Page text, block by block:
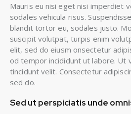
Mauris eu nisi eget nisi imperdiet
sodales vehicula risus.
blandit tortor eu, sodales justo.
suscipit volutpat, turpis enim
elit, sed do eiusm onsectetur
od tempor incididunt ut labore. Ut
tincidunt velit. Consectetur
sed do.
Sed ut perspiciatis unde